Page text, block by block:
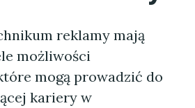
reklamy mają
możliwości
mogą prowadzić do
kariery w